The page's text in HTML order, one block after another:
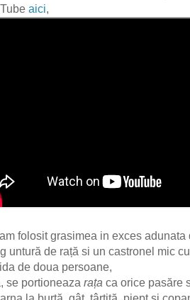
aici,
folosit grasimea in exces adunata
untură de rață si un castronel mic cu
de doua persoane,
se portioneaza rața ca orice pasăre